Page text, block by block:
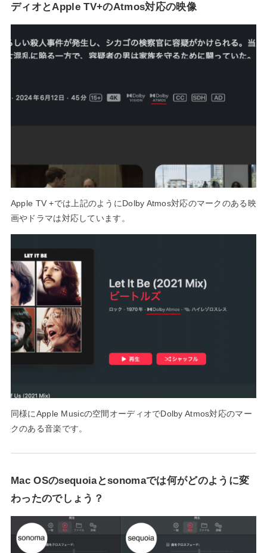
ディオとApple TV+のAtmos対応の映像
Apple TV +では上記のようにDolby Atmos対応のマークのある映
画やドラマは対応しています。
同様にApple Musicの空間オーディオでDolby Atmos対応のマー
クのある音楽です。
Mac OSのsequoiaとsonomaでは何がどのように変
わったのでしょう？